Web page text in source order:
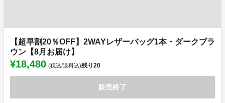
【超早割20％OFF】2WAYレザーバッグ1本・ダークブラ
ウン【8月お届け】
¥18,480 (税込/送料込)残り20
販売終了